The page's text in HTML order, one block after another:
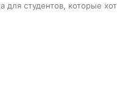
студентов, которые